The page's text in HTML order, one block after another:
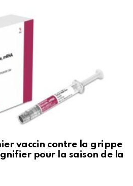
vaccin contre la grippe
pour la saison de la